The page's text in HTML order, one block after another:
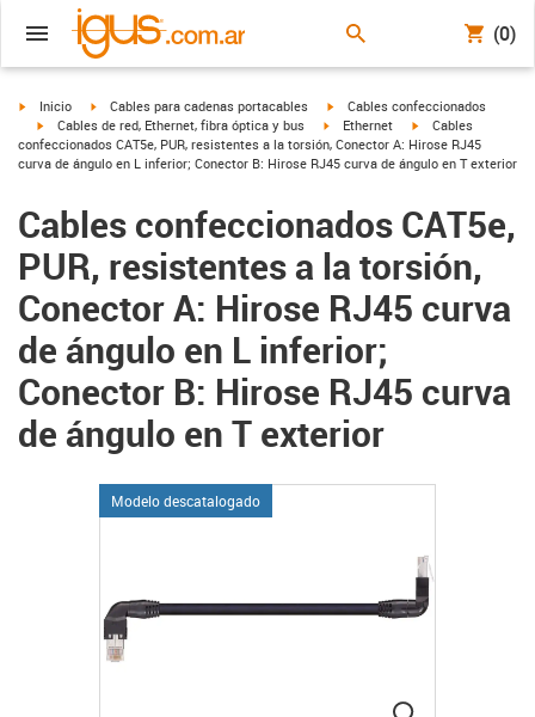
(0)
igus-icon-arrow-right
Inicio igus-icon-arrow-right
Cables para cadenas portacables igus-icon-arrow-right
Cables confeccionados
igus-icon-arrow-right
Cables de red, Ethernet, fibra óptica y bus igus-icon-arrow-right
Ethernet igus-icon-arrow-
Cables
confeccionados CAT5e, PUR, resistentes a la torsión, Conector A: Hirose RJ45
curva de ángulo en L inferior; Conector B: Hirose RJ45 curva de ángulo en T exterior
Cables confeccionados CAT5e,
PUR, resistentes a la torsión,
Conector A: Hirose RJ45 curva
de ángulo en L inferior;
Conector B: Hirose RJ45 curva
de ángulo en T exterior
Modelo descatalogado